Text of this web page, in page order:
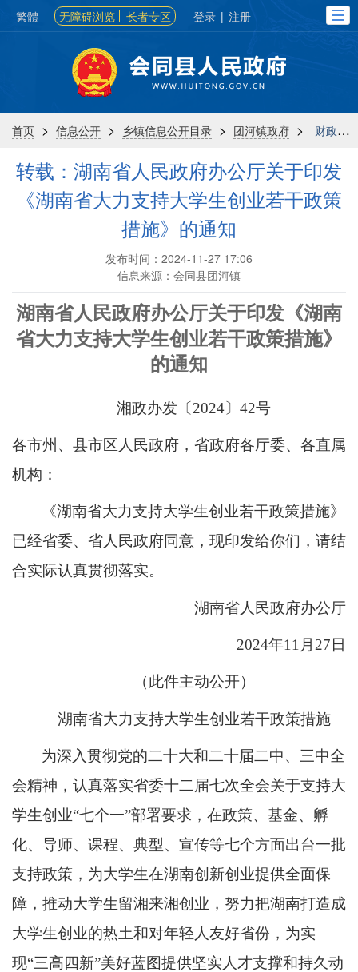
繁體 无障碍浏览 长者专区 登录 | 注册
首页 > 信息公开 > 乡镇信息公开目录 > 团河镇政府 > 财政信息
转载：湖南省人民政府办公厅关于印发
《湖南省大力支持大学生创业若干政策
措施》的通知
发布时间：2024-11-27 17:06
信息来源：会同县团河镇
湖南省人民政府办公厅关于印发《湖南
省大力支持大学生创业若干政策措施》
的通知
湘政办发〔2024〕42号
各市州、县市区人民政府，省政府各厅委、各直属
机构：
《湖南省大力支持大学生创业若干政策措施》
已经省委、省人民政府同意，现印发给你们，请结
合实际认真贯彻落实。
湖南省人民政府办公厅
2024年11月27日
（此件主动公开）
湖南省大力支持大学生创业若干政策措施
为深入贯彻党的二十大和二十届二中、三中全
会精神，认真落实省委十二届七次全会关于支持大
学生创业“七个一”部署要求，在政策、基金、孵
化、导师、课程、典型、宣传等七个方面出台一批
支持政策，为大学生在湖南创新创业提供全面保
障，推动大学生留湘来湘创业，努力把湖南打造成
大学生创业的热土和对年轻人友好省份，为实
现“三高四新”美好蓝图提供坚实人才支撑和持久动